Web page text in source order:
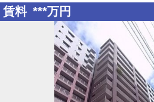
賃料 ***万円